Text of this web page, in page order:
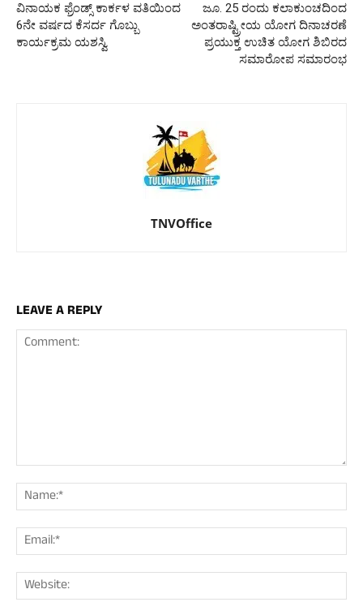
ವಿನಾಯಕ ಫ್ರೆಂಡ್ಸ್ ಕಾರ್ಕಳ ವತಿಯಿಂದ
6ನೇ ವರ್ಷದ ಕೆಸರ್ದ ಗೊಬ್ಬು
ಕಾರ್ಯಕ್ರಮ ಯಶಸ್ವಿ
ಜೂ. 25 ರಂದು ಕಲಾಕುಂಚದಿಂದ
ಅಂತರಾಷ್ಟ್ರೀಯ ಯೋಗ ದಿನಾಚರಣೆ
ಪ್ರಯುಕ್ತ ಉಚಿತ ಯೋಗ ಶಿಬಿರದ
ಸಮಾರೋಪ ಸಮಾರಂಭ
TNVOffice
LEAVE A REPLY